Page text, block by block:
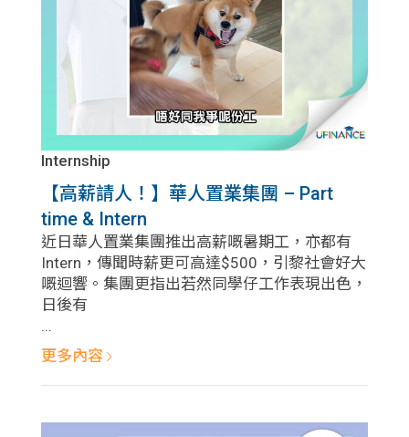
Internship
【高薪請人！】華人置業集團 – Part
time & Intern
近日華人置業集團推出高薪嘅暑期工，亦都有
Intern，傳聞時薪更可高達$500，引黎社會好大
嘅迴響。集團更指出若然同學仔工作表現出色，
日後有
...
更多內容